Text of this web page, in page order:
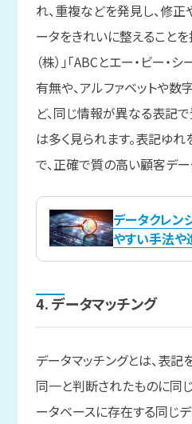
れ、重複などを発見し、修正
ータをきれいに整えることを
（株）」「ABCとエー・ビー・
有無や、アルファベットや
ど、同じ情報が異なる表記
は多く見られます。表記ゆれ
で、正確で質の高い顧客デー
データクレン
やすい手法
4. データマッチング
データマッチングとは、表記
同一と判断されたものに同
ータベースに存在する同じ